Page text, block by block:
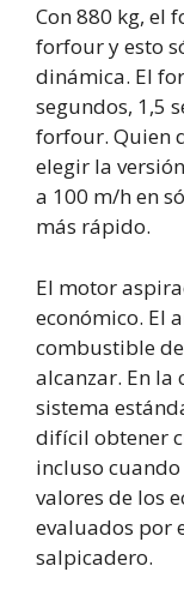
Con 880 kg, el
forfour y esto
dinámica. El
segundos, 1,5
forfour. Quien
elegir la
a 100 m/h en
más rápido.
El motor
económico. El
combustible
alcanzar. En la
sistema
difícil obtener
incluso
valores de los
evaluados por
salpicadero.